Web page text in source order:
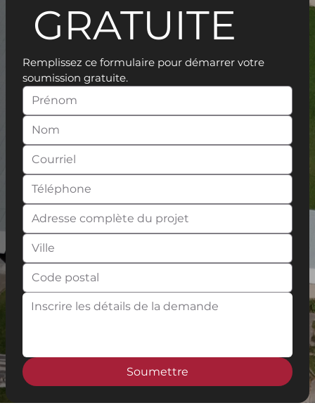
GRATUITE
Remplissez ce formulaire pour démarrer votre
soumission gratuite.
Soumettre